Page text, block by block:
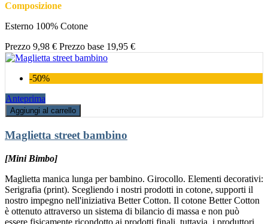
Composizione
Esterno 100% Cotone
Prezzo 9,98 € Prezzo base 19,95 €
-50%
Anteprima
Aggiungi al carrello
Maglietta street bambino
[Mini Bimbo]
Maglietta manica lunga per bambino. Girocollo. Elementi decorativi:
Serigrafia (print). Scegliendo i nostri prodotti in cotone, supporti il
nostro impegno nell'iniziativa Better Cotton. Il cotone Better Cotton
è ottenuto attraverso un sistema di bilancio di massa e non può
essere fisicamente ricondotto ai prodotti finali. tuttavia, i produttori